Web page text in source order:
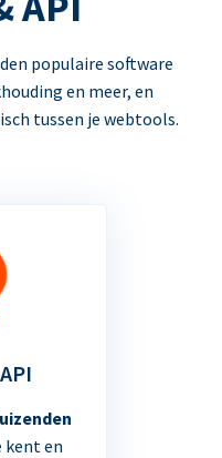
populaire software
en meer, en
tussen je webtools.
kent en